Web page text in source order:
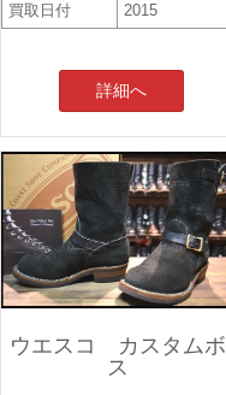
買取日付
2015
詳細へ
ウエスコ カスタムボ
ス